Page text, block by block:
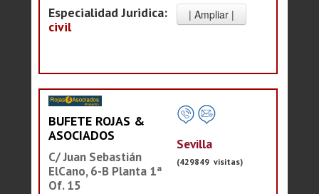
Especialidad Juridica:
civil
BUFETE ROJAS &
ASOCIADOS
C/ Juan Sebastián
ElCano, 6-B Planta 1ª
Of. 15
Sevilla
(429849 visitas)